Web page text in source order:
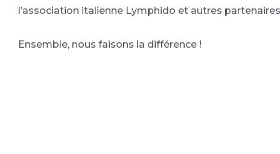
l’association italienne Lymphido et autres
Ensemble, nous faisons la différence !